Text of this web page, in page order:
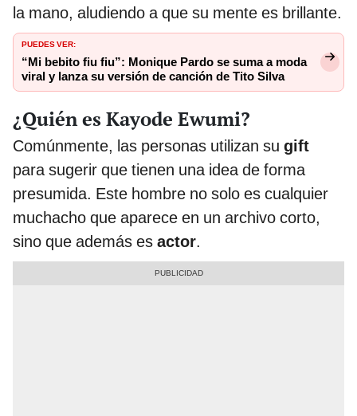
la mano, aludiendo a que su mente es brillante.
PUEDES VER:
“Mi bebito fiu fiu”: Monique Pardo se suma a moda
viral y lanza su versión de canción de Tito Silva
¿Quién es Kayode Ewumi?
Comúnmente, las personas utilizan su gift
para sugerir que tienen una idea de forma
presumida. Este hombre no solo es cualquier
muchacho que aparece en un archivo corto,
sino que además es actor.